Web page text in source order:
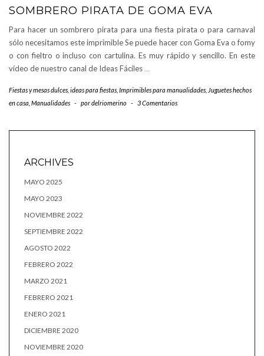
SOMBRERO PIRATA DE GOMA EVA
Para hacer un sombrero pirata para una fiesta pirata o para carnaval
sólo necesitamos este imprimible Se puede hacer con Goma Eva o fomy
o con fieltro o incluso con cartulina. Es muy rápido y sencillo. En este
vídeo de nuestro canal de Ideas Fáciles …
Fiestas y mesas dulces ideas para fiestas Imprimibles para manualidades Juguetes hechos
en casa Manualidades - pordelriomerino - 3 Comentarios
ARCHIVES
MAYO 2025
MAYO 2023
NOVIEMBRE 2022
SEPTIEMBRE 2022
AGOSTO 2022
FEBRERO 2022
MARZO 2021
FEBRERO 2021
ENERO 2021
DICIEMBRE 2020
NOVIEMBRE 2020